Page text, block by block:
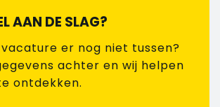
AAN DE SLAG?
er nog niet tussen?
achter en wij helpen
ontdekken.